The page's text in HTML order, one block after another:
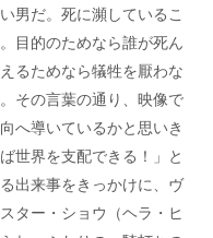
男だ。死に瀕しているこ
目的のためなら誰が死ん
るためなら犠牲を厭わな
その言葉の通り、映像で
へ導いているかと思いき
世界を支配できる！」と
出来事をきっかけに、ヴ
ター・ショウ（ヘラ・ヒ